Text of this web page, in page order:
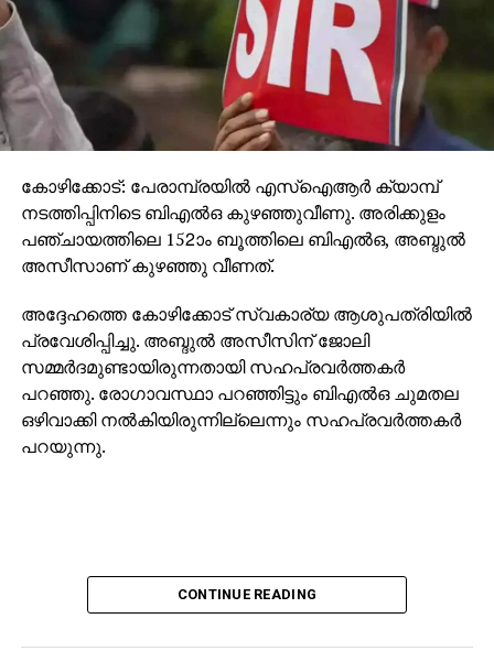
കോഴിക്കോട്: പേരാമ്പ്രയില്‍ എസ്‌ഐആര്‍ ക്യാമ്പ്
നടത്തിപ്പിനിടെ ബിഎല്‍ഒ കുഴഞ്ഞുവീണു. അരിക്കുളം
പഞ്ചായത്തിലെ 152ാം ബൂത്തിലെ ബിഎല്‍ഒ, അബ്ദുല്‍
അസീസാണ് കുഴഞ്ഞു വീണത്.
അദ്ദേഹത്തെ കോഴിക്കോട് സ്വകാര്യ ആശുപത്രിയില്‍
പ്രവേശിപ്പിച്ചു. അബ്ദുല്‍ അസീസിന് ജോലി
സമ്മര്‍ദമുണ്ടായിരുന്നതായി സഹപ്രവര്‍ത്തകര്‍
പറഞ്ഞു. രോഗാവസ്ഥാ പറഞ്ഞിട്ടും ബിഎല്‍ഒ ചുമതല
ഒഴിവാക്കി നല്‍കിയിരുന്നില്ലെന്നും സഹപ്രവര്‍ത്തകര്‍
പറയുന്നു.
CONTINUE READING